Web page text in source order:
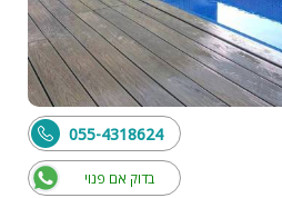
בדוק אם פנוי
055-4318624